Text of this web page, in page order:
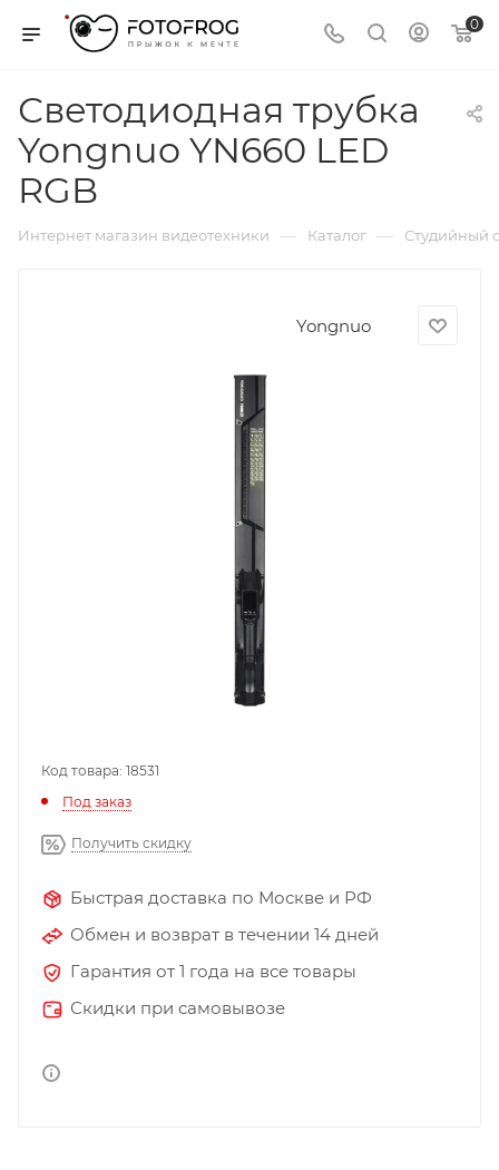
0
Светодиодная трубка
Yongnuo YN660 LED
RGB
Интернет магазин видеотехники — Каталог — Студийный
Yongnuo
Код товара: 18531
Под заказ
Получить скидку
Быстрая доставка по Москве и РФ
Обмен и возврат в течении 14 дней
Гарантия от 1 года на все товары
Скидки при самовывозе